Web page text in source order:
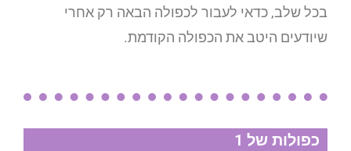
בכל שלב, כדאי לעבור לכפולה הבאה רק אחרי
שיודעים היטב את הכפולה הקודמת.
כפולות של 1